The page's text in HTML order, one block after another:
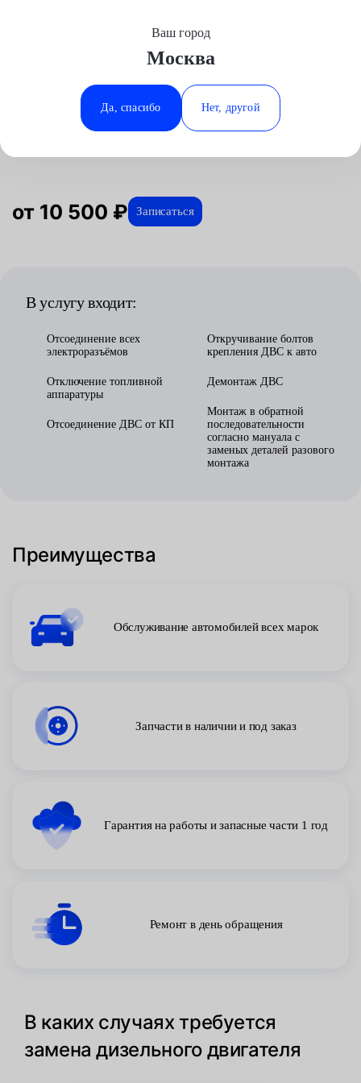
Минеральные Воды
Ростов-на-Дону
Ставрополь
Ваш город
Москва
Да, спасибо Нет, другой
ОтзывыАвтосервис
Замена дизельного двигателя в
от 10 500 ₽ Записаться
В услугу входит:
Отсоединение всех
электроразъёмов
Отключение топливной
аппаратуры
Отсоединение ДВС от КП
Откручивание болтов
крепления ДВС к авто
Демонтаж ДВС
Монтаж в обратной
последовательности
согласно мануала с
заменых деталей разового
монтажа
Преимущества
Обслуживание автомобилей всех марок
Запчасти в наличии и под заказ
Гарантия на работы и запасные части 1 год
Ремонт в день обращения
В каких случаях требуется
замена дизельного двигателя